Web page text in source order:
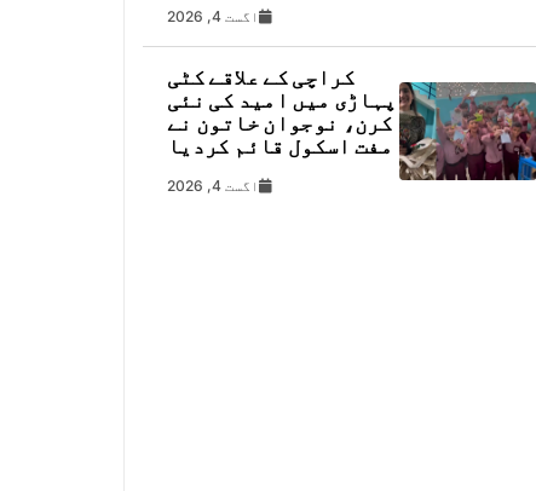
اگست 4, 2026
کراچی کے علاقے کٹی
پہاڑی میں امید کی نئی
کرن، نوجوان خاتون نے
مفت اسکول قائم کردیا
اگست 4, 2026